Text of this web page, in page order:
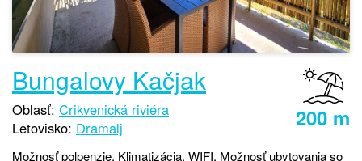
200 m
Bungalovy Kačjak
Oblasť: Crikvenická riviéra
Letovisko: Dramalj
Možnosť polpenzie. Klimatizácia, WIFI. Možnosť ubytovania so